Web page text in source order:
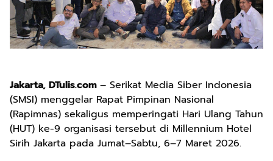
Jakarta, DTulis.com – Serikat Media Siber Indonesia
(SMSI) menggelar Rapat Pimpinan Nasional
(Rapimnas) sekaligus memperingati Hari Ulang Tahun
(HUT) ke-9 organisasi tersebut di Millennium Hotel
Sirih Jakarta pada Jumat–Sabtu, 6–7 Maret 2026.